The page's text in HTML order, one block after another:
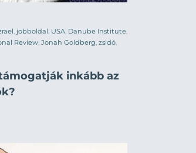
jobboldal USA Danube Institute
Review Jonah Goldberg zsidó
inkább az